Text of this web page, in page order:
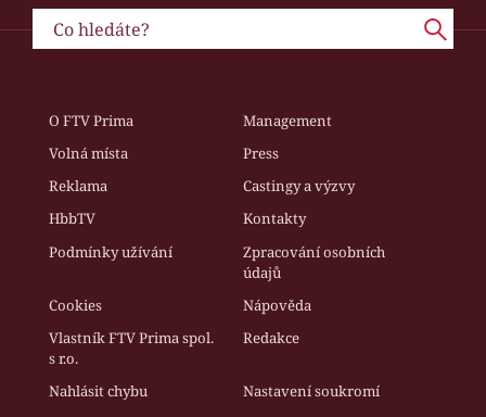
O FTV Prima
Management
Volná místa
Press
Reklama
Castingy a výzvy
HbbTV
Kontakty
Podmínky užívání
Zpracování osobních
údajů
Cookies
Nápověda
Vlastník FTV Prima spol.
s r.o.
Redakce
Nahlásit chybu Nastavení soukromí